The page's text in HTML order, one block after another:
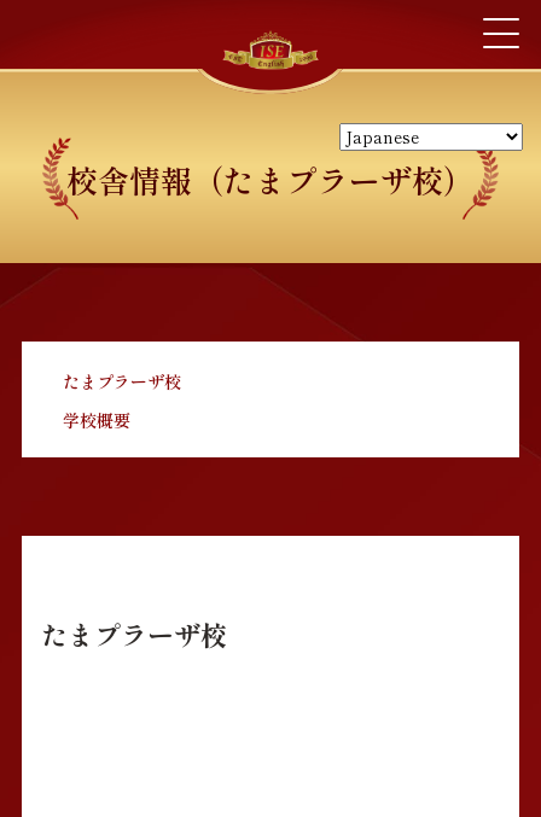
校舎情報（たまプラーザ校）
たまプラーザ校
学校概要
たまプラーザ校